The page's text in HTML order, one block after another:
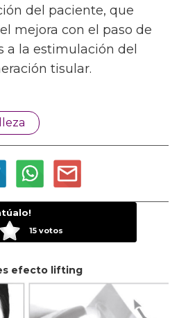
del paciente, que
mejora con el paso de
a la estimulación del
tisular.
15votos
efecto lifting